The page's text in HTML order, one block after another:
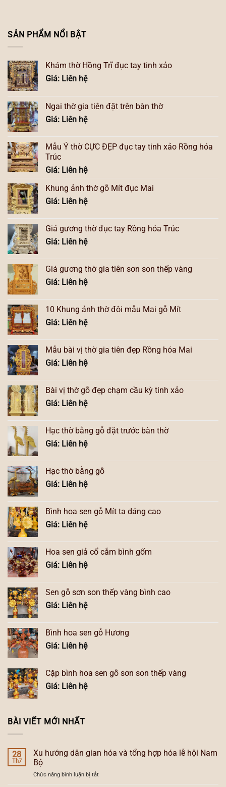
SẢN PHẨM NỔI BẬT
Khám thờ Hồng Trĩ đục tay tinh xảo
Giá: Liên hệ
Ngai thờ gia tiên đặt trên bàn thờ
Giá: Liên hệ
Mẫu Ỷ thờ CỰC ĐẸP đục tay tinh xảo Rồng hóa
Trúc
Giá: Liên hệ
Khung ảnh thờ gỗ Mít đục Mai
Giá: Liên hệ
Giá gương thờ đục tay Rồng hóa Trúc
Giá: Liên hệ
Giá gương thờ gia tiên sơn son thếp vàng
Giá: Liên hệ
10 Khung ảnh thờ đôi mẫu Mai gỗ Mít
Giá: Liên hệ
Mẫu bài vị thờ gia tiên đẹp Rồng hóa Mai
Giá: Liên hệ
Bài vị thờ gỗ đẹp chạm cầu kỳ tinh xảo
Giá: Liên hệ
Hạc thờ bằng gỗ đặt trước bàn thờ
Giá: Liên hệ
Hạc thờ bằng gỗ
Giá: Liên hệ
Bình hoa sen gỗ Mít ta dáng cao
Giá: Liên hệ
Hoa sen giả cổ cắm bình gốm
Giá: Liên hệ
Sen gỗ sơn son thếp vàng bình cao
Giá: Liên hệ
Bình hoa sen gỗ Hương
Giá: Liên hệ
Cặp bình hoa sen gỗ sơn son thếp vàng
Giá: Liên hệ
BÀI VIẾT MỚI NHẤT
28
Th7
Xu hướng dân gian hóa và tổng hợp hóa lễ hội Nam
Bộ
Chức năng bình luận bị tắtở
Xu